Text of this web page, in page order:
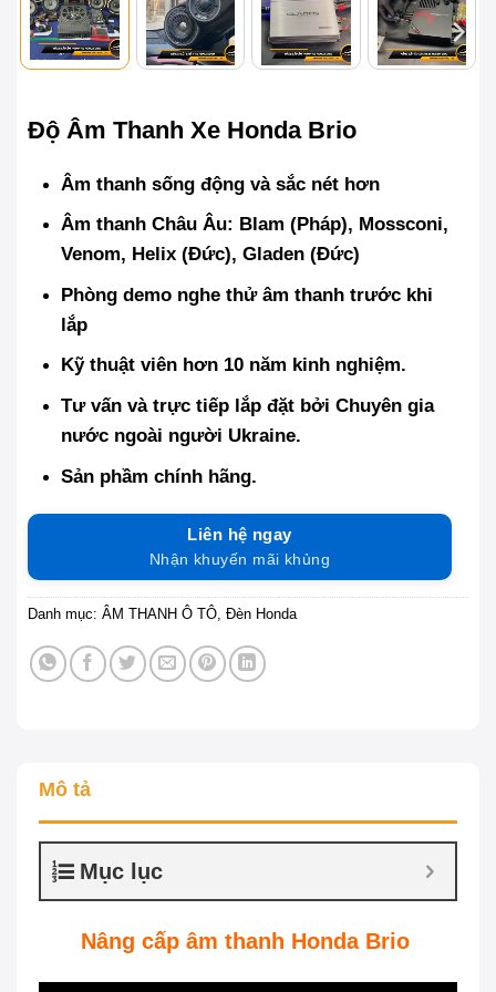
Độ Âm Thanh Xe Honda Brio
Âm thanh sống động và sắc nét hơn
Âm thanh Châu Âu: Blam (Pháp), Mossconi,
Venom, Helix (Đức), Gladen (Đức)
Phòng demo nghe thử âm thanh trước khi
lắp
Kỹ thuật viên hơn 10 năm kinh nghiệm.
Tư vấn và trực tiếp lắp đặt bởi Chuyên gia
nước ngoài người Ukraine.
Sản phầm chính hãng.
Liên hệ ngay
Nhận khuyến mãi khủng
Danh mục: ÂM THANH Ô TÔ, Đèn Honda
Mô tả
Mục lục
Nâng cấp âm thanh Honda Brio